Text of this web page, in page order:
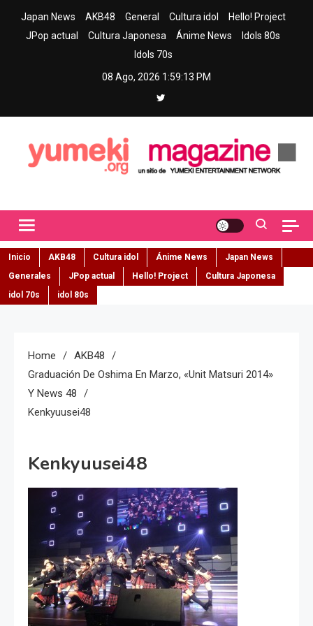
Japan News AKB48 General Cultura idol
Hello! Project
JPop actual
Cultura Japonesa Ánime News
Idols 80s
Idols 70s
08 Ago, 2026 1:59:14 PM
Inicio AKB48 Cultura idol Ánime News
Japan News
Generales
JPop actual Hello! Project
Cultura Japonesa
idol 70s
idol 80s
Home
AKB48
Graduación De Oshima En Marzo, «Unit Matsuri 2014»
Y News 48
Kenkyuusei48
Kenkyuusei48